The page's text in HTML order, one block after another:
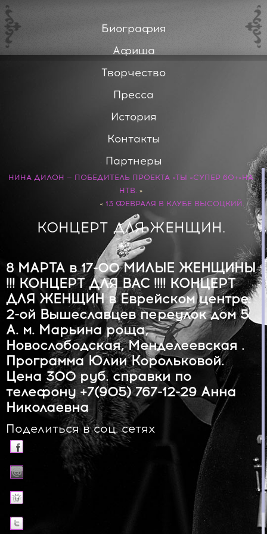
Биография
Афиша
Творчество
Пресса
История
Контакты
Партнеры
НИНА ДИЛОН — ПОБЕДИТЕЛЬ ПРОЕКТА «ТЫ «СУПЕР 60+»НА
НТВ. »
« 13 ФЕВРАЛЯ В КЛУБЕ ВЫСОЦКИЙ.
КОНЦЕРТ ДЛЯ ЖЕНЩИН.
8 МАРТА в 17-00 МИЛЫЕ ЖЕНЩИНЫ
!!! КОНЦЕРТ ДЛЯ ВАС !!!! КОНЦЕРТ
ДЛЯ ЖЕНЩИН в Еврейском центре.
2-ой Вышеславцев переулок дом 5
А. м. Марьина роща,
Новослободская, Менделеевская .
Программа Юлии Корольковой.
Цена 300 руб. справки по
телефону +7(905) 767-12-29 Анна
Николаевна
Поделиться в соц. сетях